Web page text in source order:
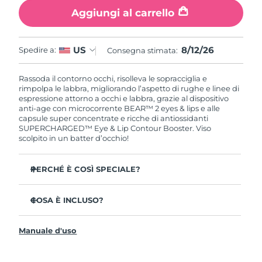
Aggiungi al carrello
Spedire a: US Consegna stimata: 8/12/26
Rassoda il contorno occhi, risolleva le sopracciglia e
rimpolpa le labbra, migliorando l’aspetto di rughe e linee di
espressione attorno a occhi e labbra, grazie al dispositivo
anti-age con microcorrente BEAR™ 2 eyes & lips e alle
capsule super concentrate e ricche di antiossidanti
SUPERCHARGED™ Eye & Lip Contour Booster. Viso
scolpito in un batter d’occhio!
PERCHÉ È COSÌ SPECIALE?
settimana con un’efficacia clinicamente testata.
2 rivoluzionari tipi di microcorrente: Tapping
COSA È INCLUSO?
SUPERCHARGED™ Eye & Lip Contour Booster
Manuale d'uso